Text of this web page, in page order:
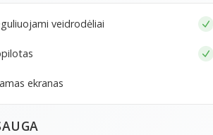
veidrodėliai
ekranas